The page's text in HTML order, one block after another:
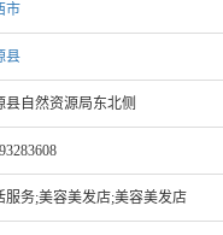
市
县
县自然资源局东北侧
服务;美容美发店;美容美发店